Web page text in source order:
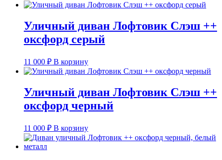
Уличный диван Лофтовик Слэш ++
оксфорд серый
11 000 ₽ В корзину
Уличный диван Лофтовик Слэш ++
оксфорд черный
11 000 ₽ В корзину